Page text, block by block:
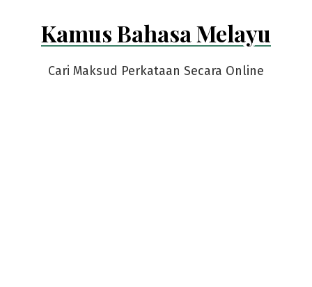
Kamus Bahasa Melayu
Cari Maksud Perkataan Secara Online